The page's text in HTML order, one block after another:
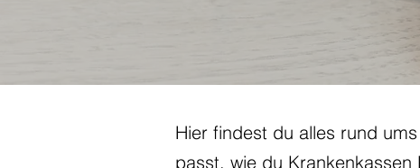
Hier findest du alles rund
passt, wie du